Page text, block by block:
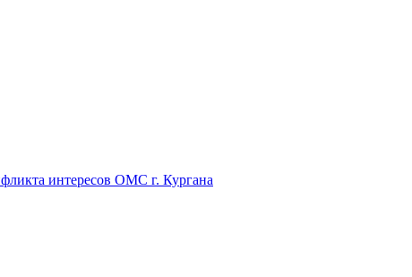
интересов ОМС г. Кургана